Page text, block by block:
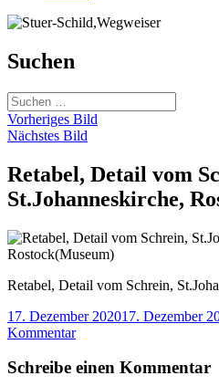
Suchen
Suchen
nach:
Vorheriges Bild
Nächstes Bild
Retabel, Detail vom
St.Johanneskirche,
Retabel, Detail vom Schrein,
Veröffentlicht
am
17. Dezember 202017. Dezember
Kommentarzu
Detail
Schreibe einen Kommentar